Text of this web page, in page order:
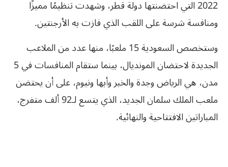
2022 التي احتضنتها دولة قطر، وشهدت تنظيمًا مميزًا
ومنافسة شرسة على اللقب الذي فازت به الأرجنتين.
وستخصص السعودية 15 ملعبًا، منها عدد من الملاعب
الجديدة لاحتضان المونديال، بينما ستقام المنافسات في 5
مدن، هي الرياض وجدة والخبر وأبها ونيوم، على أن يحتضن
ملعب الملك سلمان الجديد، الذي يتسع لـ92 ألف متفرج،
المباراتين الافتتاحية والنهائية.